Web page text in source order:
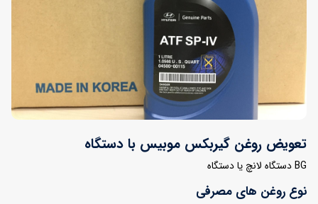
تعویض روغن گیربکس موبیس با دستگاه
BG دستگاه لانچ یا دستگاه
نوع روغن های مصرفی